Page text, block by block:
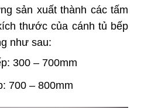
sản xuất thành các tấm
thước của cánh tủ bếp
như sau:
300 – 700mm
700 – 800mm